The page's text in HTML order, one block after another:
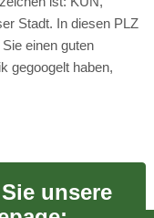
Stadt. In diesen PLZ
einen guten
gegoogelt haben,
unsere